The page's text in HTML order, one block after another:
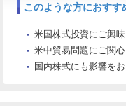
このような方におすす
米国株式投資にご興
米中貿易問題にご関
国内株式にも影響を